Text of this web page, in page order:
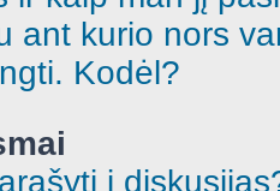
ant kurio nors
Kodėl?
į